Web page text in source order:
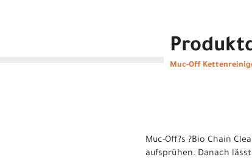
Muc-Off
Muc-Off?s ?Bio Chain
aufsprühen. Danach